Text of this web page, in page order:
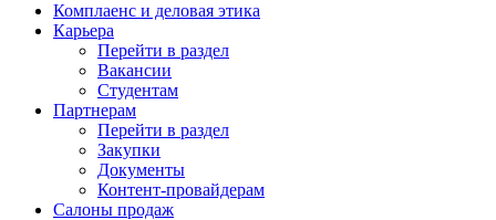
Комплаенс и деловая этика
Карьера
Перейти в раздел
Вакансии
Студентам
Партнерам
Перейти в раздел
Закупки
Документы
Контент-провайдерам
Салоны продаж